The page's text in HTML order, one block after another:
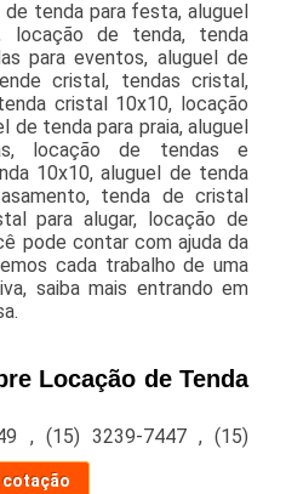
tenda para festa, aluguel
locação de tenda, tenda
para eventos, aluguel de
cristal, tendas cristal,
cristal 10x10, locação
de tenda para praia, aluguel
locação de tendas e
10x10, aluguel de tenda
tenda de cristal
para alugar, locação de
pode contar com ajuda da
cada trabalho de uma
saiba mais entrando em
Locação de Tenda
, (15) 3239-7447 ,(15)
cotação